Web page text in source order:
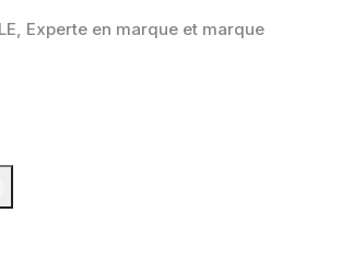
Experte en marque et marque